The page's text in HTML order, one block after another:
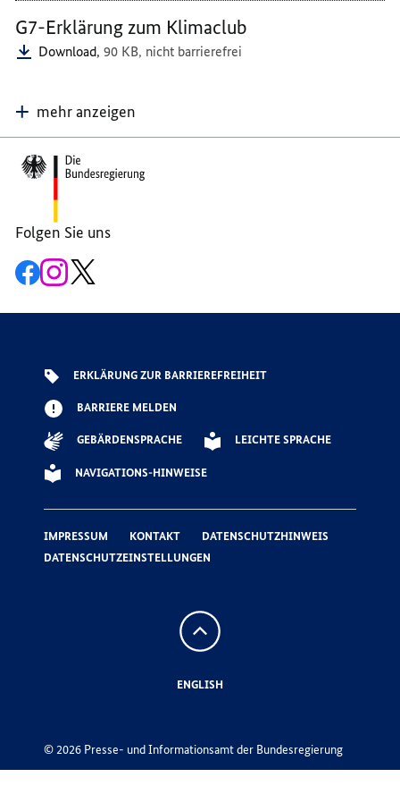
UKRAINE
G7-Erklärung zum Klimaclub
Download,90 KB, nicht barrierefrei
mehr anzeigen
Footer-
Bereich
Folgen Sie uns
Zur
Facebook-
Zum
Instagram-
ERKLÄRUNG ZUR BARRIEREFREIHEIT
BARRIERE MELDEN
GEBÄRDENSPRACHE LEICHTE SPRACHE
NAVIGATIONS-HINWEISE
IMPRESSUM KONTAKT
DATENSCHUTZHINWEIS
DATENSCHUTZEINSTELLUNGEN
Nach
oben
ENGLISH
© 2026 Presse- und Informationsamt der Bundesregierung